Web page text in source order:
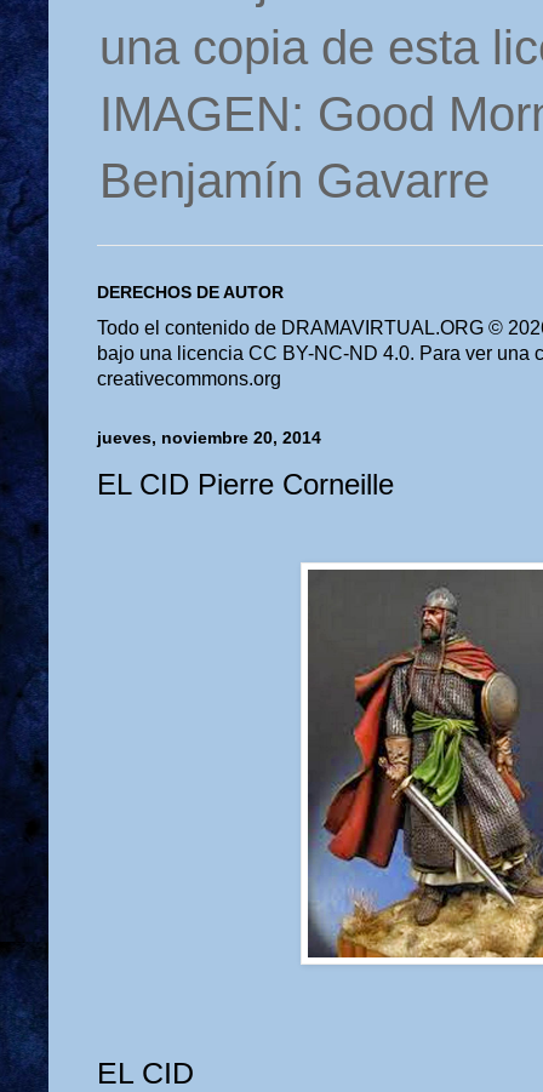
una copia de esta
IMAGEN: Good
Benjamín Gavarre
DERECHOS DE AUTOR
Todo el contenido de DRAMAVIRTUAL.ORG ©
bajo una licencia CC BY-NC-ND 4.0. Para ver una
creativecommons.org
jueves, noviembre 20, 2014
EL CID Pierre Corneille
EL CID